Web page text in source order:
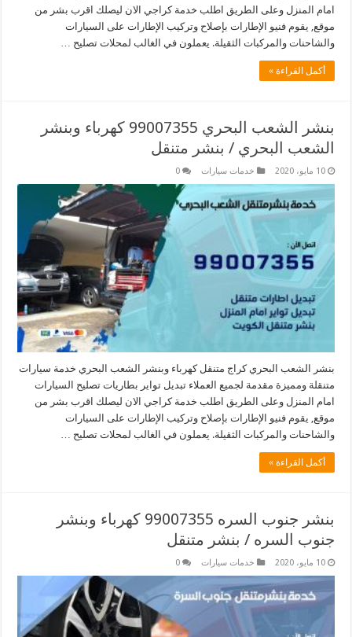
امام المنزل وعلى الطريق اطلب خدمة كراجي الان ليصلك اقرب بشر من
موقع, يقوم فنيو الإطارات بإصلاح وتركيب الإطارات على السيارات
والشاحنات والمركبات الثقيلة. يعملون في الغالب لمحلات تصليح …
أكمل القراءة »
بنشر الشعب البحري 99007355 كهرباء وبنشر
الشعب البحري / بنشر متنقل
10 مايو، 2020 خدمات سيارات 0
بنشر الشعب البحري كراج متنقل كهرباء وبنشر الشعب البحري خدمة سيارات
متنقلة ومميزة مقدمة لجميع العملاء تبديل تواير بطاريات تصليح السيارات
امام المنزل وعلى الطريق اطلب خدمة كراجي الان ليصلك اقرب بشر من
موقع, يقوم فنيو الإطارات بإصلاح وتركيب الإطارات على السيارات
والشاحنات والمركبات الثقيلة. يعملون في الغالب لمحلات تصليح …
أكمل القراءة »
بنشر جنوب السره 99007355 كهرباء وبنشر
جنوب السره / بنشر متنقل
10 مايو، 2020 خدمات سيارات 0